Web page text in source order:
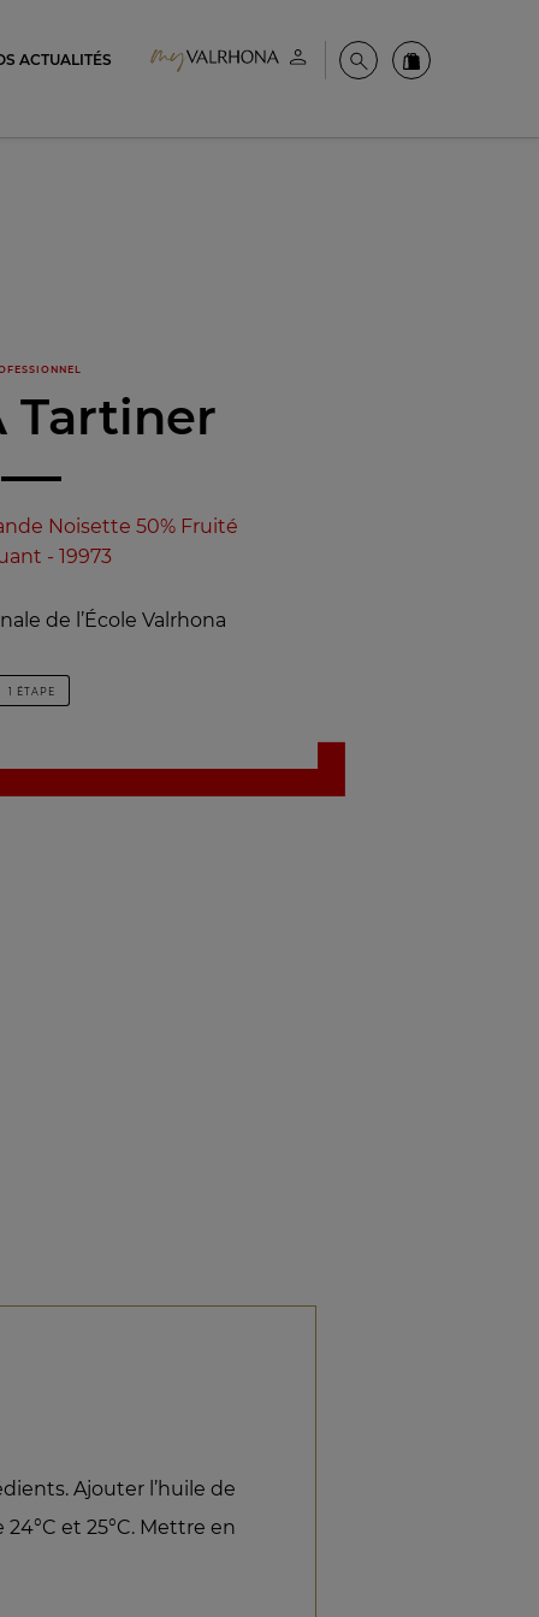
Espace client RechercheCommandez
ACTUALITÉS
Tartiner
Noisette 50% Fruité
- 19973
de l’École Valrhona
1 ÉTAPE
Ajouter l’huile de
et 25°C. Mettre en